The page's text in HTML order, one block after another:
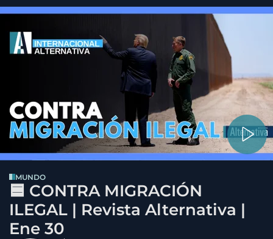
MUNDO
🟦 CONTRA MIGRACIÓN
ILEGAL | Revista Alternativa |
Ene 30